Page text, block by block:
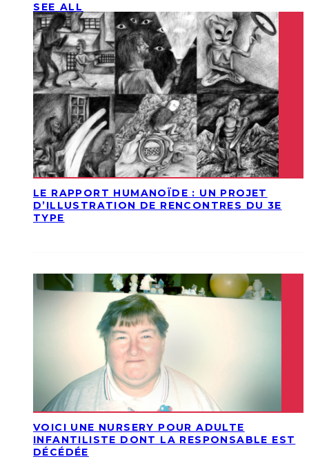
SEE ALL
LE RAPPORT HUMANOÏDE : UN PROJET
D’ILLUSTRATION DE RENCONTRES DU 3E
TYPE
VOICI UNE NURSERY POUR ADULTE
INFANTILISTE DONT LA RESPONSABLE EST
DÉCÉDÉE